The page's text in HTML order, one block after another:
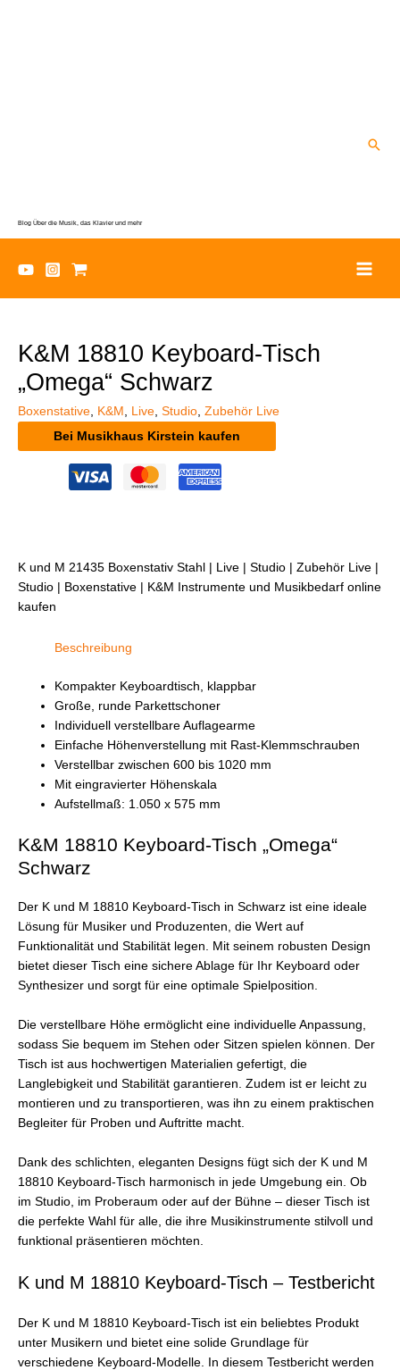
Blog Über die Musik, das Klavier und mehr
K&M 18810 Keyboard-Tisch
„Omega“ Schwarz
Boxenstative K&M Live Studio Zubehör Live
Bei Musikhaus Kirstein kaufen
K und M 21435 Boxenstativ Stahl | Live | Studio | Zubehör Live |
Studio | Boxenstative | K&M Instrumente und Musikbedarf online
kaufen
Beschreibung
Kompakter Keyboardtisch, klappbar
Große, runde Parkettschoner
Individuell verstellbare Auflagearme
Einfache Höhenverstellung mit Rast-Klemmschrauben
Verstellbar zwischen 600 bis 1020 mm
Mit eingravierter Höhenskala
Aufstellmaß: 1.050 x 575 mm
K&M 18810 Keyboard-Tisch „Omega“
Schwarz
Der K und M 18810 Keyboard-Tisch in Schwarz ist eine ideale
Lösung für Musiker und Produzenten, die Wert auf
Funktionalität und Stabilität legen. Mit seinem robusten Design
bietet dieser Tisch eine sichere Ablage für Ihr Keyboard oder
Synthesizer und sorgt für eine optimale Spielposition.
Die verstellbare Höhe ermöglicht eine individuelle Anpassung,
sodass Sie bequem im Stehen oder Sitzen spielen können. Der
Tisch ist aus hochwertigen Materialien gefertigt, die
Langlebigkeit und Stabilität garantieren. Zudem ist er leicht zu
montieren und zu transportieren, was ihn zu einem praktischen
Begleiter für Proben und Auftritte macht.
Dank des schlichten, eleganten Designs fügt sich der K und M
18810 Keyboard-Tisch harmonisch in jede Umgebung ein. Ob
im Studio, im Proberaum oder auf der Bühne – dieser Tisch ist
die perfekte Wahl für alle, die ihre Musikinstrumente stilvoll und
funktional präsentieren möchten.
K und M 18810 Keyboard-Tisch – Testbericht
Der K und M 18810 Keyboard-Tisch ist ein beliebtes Produkt
unter Musikern und bietet eine solide Grundlage für
verschiedene Keyboard-Modelle. In diesem Testbericht werden